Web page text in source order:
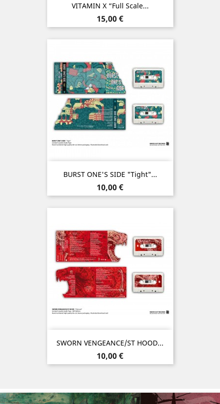
VITAMIN X “Full Scale...
Prix
15,00 €
BURST ONE'S SIDE "Tight"...
Prix
10,00 €
SWORN VENGEANCE/ST HOOD...
Prix
10,00 €
Précédent